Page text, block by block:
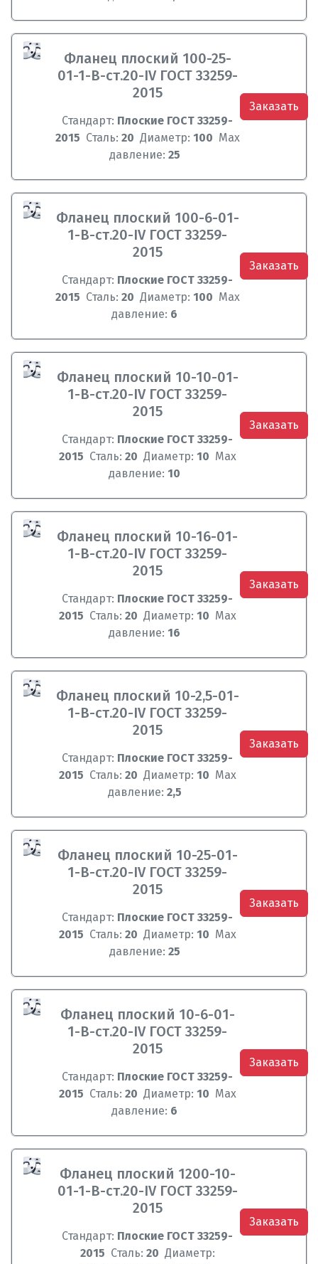
Фланец плоский 100-25-
01-1-B-ст.20-IV ГОСТ 33259-
2015
Стандарт: Плоские ГОСТ 33259-
2015 Сталь: 20 Диаметр: 100 Max
давление: 25
Заказать
Фланец плоский 100-6-01-
1-B-ст.20-IV ГОСТ 33259-
2015
Стандарт: Плоские ГОСТ 33259-
2015 Сталь: 20 Диаметр: 100 Max
давление: 6
Заказать
Фланец плоский 10-10-01-
1-B-ст.20-IV ГОСТ 33259-
2015
Стандарт: Плоские ГОСТ 33259-
2015 Сталь: 20 Диаметр: 10 Max
давление:10
Заказать
Фланец плоский 10-16-01-
1-B-ст.20-IV ГОСТ 33259-
2015
Стандарт: Плоские ГОСТ 33259-
2015 Сталь: 20 Диаметр: 10 Max
давление:16
Заказать
Фланец плоский 10-2,5-01-
1-B-ст.20-IV ГОСТ 33259-
2015
Стандарт: Плоские ГОСТ 33259-
2015 Сталь: 20 Диаметр: 10 Max
давление: 2,5
Заказать
Фланец плоский 10-25-01-
1-B-ст.20-IV ГОСТ 33259-
2015
Стандарт: Плоские ГОСТ 33259-
2015 Сталь: 20 Диаметр: 10 Max
давление: 25
Заказать
Фланец плоский 10-6-01-
1-B-ст.20-IV ГОСТ 33259-
2015
Стандарт: Плоские ГОСТ 33259-
2015 Сталь: 20 Диаметр: 10 Max
давление: 6
Заказать
Фланец плоский 1200-10-
01-1-B-ст.20-IV ГОСТ 33259-
2015
Стандарт: Плоские ГОСТ 33259-
2015 Сталь: 20 Диаметр:
Заказать